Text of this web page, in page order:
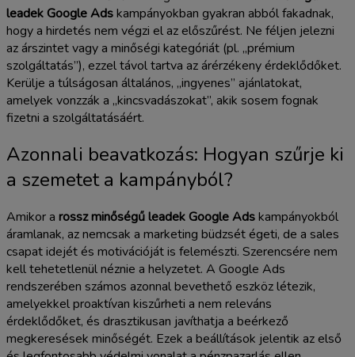
leadek Google Adskampányokban gyakran abból fakadnak,
hogy a hirdetés nem végzi el az előszűrést. Ne féljen jelezni
az árszintet vagy a minőségi kategóriát (pl. „prémium
szolgáltatás”), ezzel távol tartva az árérzékeny érdeklődőket.
Kerülje a túlságosan általános, „ingyenes” ajánlatokat,
amelyek vonzzák a „kincsvadászokat”, akik sosem fognak
fizetni a szolgáltatásáért.
Azonnali beavatkozás: Hogyan szűrje ki
a szemetet a kampányból?
Amikor a rossz minőségű leadek Google Adskampányokból
áramlanak, az nemcsak a marketing büdzsét égeti, de a sales
csapat idejét és motivációját is felemészti. Szerencsére nem
kell tehetetlenül néznie a helyzetet. A Google Ads
rendszerében számos azonnal bevethető eszköz létezik,
amelyekkel proaktívan kiszűrheti a nem releváns
érdeklődőket, és drasztikusan javíthatja a beérkező
megkeresések minőségét. Ezek a beállítások jelentik az első